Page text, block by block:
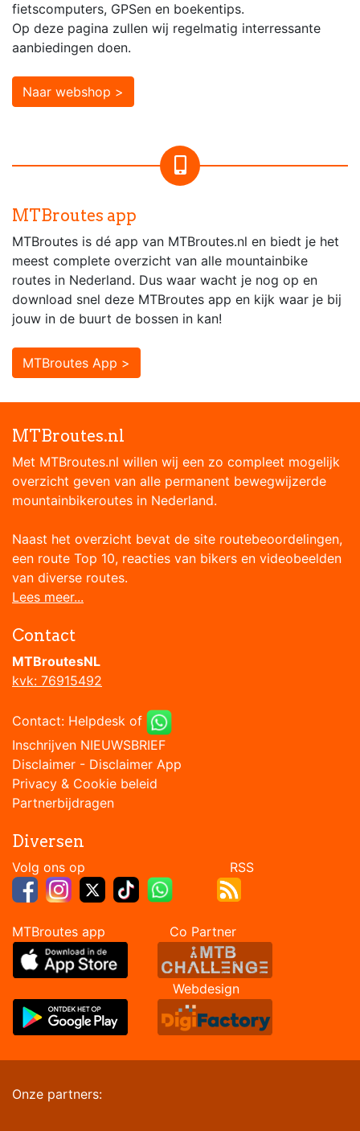
fietscomputers, GPSen en boekentips.
Op deze pagina zullen wij regelmatig interressante
aanbiedingen doen.
Naar webshop >
MTBroutes app
MTBroutes is dé app van MTBroutes.nl en biedt je het
meest complete overzicht van alle mountainbike
routes in Nederland. Dus waar wacht je nog op en
download snel deze MTBroutes app en kijk waar je bij
jouw in de buurt de bossen in kan!
MTBroutes App >
MTBroutes.nl
Met MTBroutes.nl willen wij een zo compleet mogelijk
overzicht geven van alle permanent bewegwijzerde
mountainbikeroutes in Nederland.
Naast het overzicht bevat de site routebeoordelingen,
een route Top 10, reacties van bikers en videobeelden
van diverse routes.
Lees meer...
Contact
MTBroutesNL
kvk: 76915492
Contact: Helpdesk of
Inschrijven NIEUWSBRIEF
Disclaimer - Disclaimer App
Privacy & Cookie beleid
Partnerbijdragen
Diversen
Volg ons op RSS
MTBroutes app Co Partner
Webdesign
Onze partners: